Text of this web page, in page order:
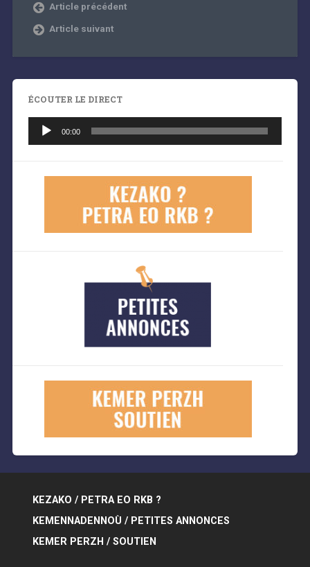
Article précédent
Article suivant
ÉCOUTER LE DIRECT
audio
00:00
KEZAKO / PETRA EO RKB ?
KEMENNADENNOÙ / PETITES ANNONCES
KEMER PERZH / SOUTIEN